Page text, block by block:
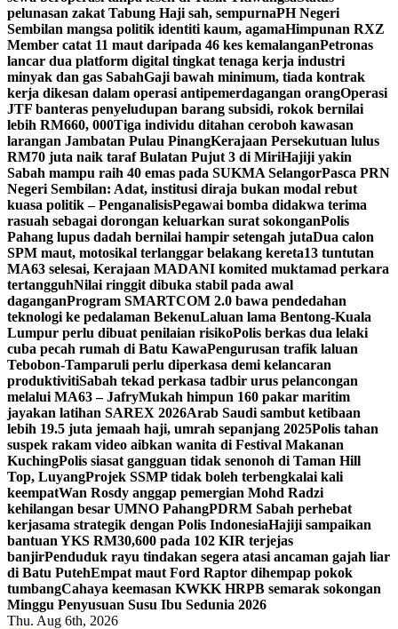
pelunasan zakat Tabung Haji sah, sempurnaPH Negeri
Sembilan mangsa politik identiti kaum, agamaHimpunan RXZ
Member catat 11 maut daripada 46 kes kemalanganPetronas
lancar dua platform digital tingkat tenaga kerja industri
minyak dan gas SabahGaji bawah minimum, tiada kontrak
kerja dikesan dalam operasi antipemerdagangan orangOperasi
JTF banteras penyeludupan barang subsidi, rokok bernilai
lebih RM660, 000Tiga individu ditahan ceroboh kawasan
larangan Jambatan Pulau PinangKerajaan Persekutuan lulus
RM70 juta naik taraf Bulatan Pujut 3 di MiriHajiji yakin
Sabah mampu raih 40 emas pada SUKMA SelangorPasca PRN
Negeri Sembilan: Adat, institusi diraja bukan modal rebut
kuasa politik – PenganalisisPegawai bomba didakwa terima
rasuah sebagai dorongan keluarkan surat sokonganPolis
Pahang lupus dadah bernilai hampir setengah jutaDua calon
SPM maut, motosikal terlanggar belakang kereta13 tuntutan
MA63 selesai, Kerajaan MADANI komited muktamad perkara
tertangguhNilai ringgit dibuka stabil pada awal
daganganProgram SMARTCOM 2.0 bawa pendedahan
teknologi ke pedalaman BekenuLaluan lama Bentong-Kuala
Lumpur perlu dibuat penilaian risikoPolis berkas dua lelaki
cuba pecah rumah di Batu KawaPengurusan trafik laluan
Tebobon-Tamparuli perlu diperkasa demi kelancaran
produktivitiSabah tekad perkasa tadbir urus pelancongan
melalui MA63 – JafryMukah himpun 160 pakar maritim
jayakan latihan SAREX 2026Arab Saudi sambut ketibaan
lebih 19.5 juta jemaah haji, umrah sepanjang 2025Polis tahan
suspek rakam video aibkan wanita di Festival Makanan
KuchingPolis siasat gangguan tidak senonoh di Taman Hill
Top, LuyangProjek SSMP tidak boleh terbengkalai kali
keempatWan Rosdy anggap pemergian Mohd Radzi
kehilangan besar UMNO PahangPDRM Sabah perhebat
kerjasama strategik dengan Polis IndonesiaHajiji sampaikan
bantuan YKS RM30,600 pada 102 KIR terjejas
banjirPenduduk rayu tindakan segera atasi ancaman gajah liar
di Batu PutehEmpat maut Ford Raptor dihempap pokok
tumbangCahaya keemasan KWKK HRPB semarak sokongan
Minggu Penyusuan Susu Ibu Sedunia 2026
Thu. Aug 6th, 2026